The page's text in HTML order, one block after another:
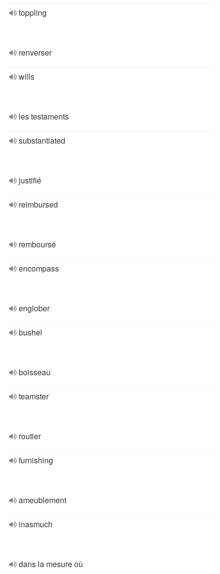
toppling
renverser
wills
les testaments
substantiated
justifié
reimbursed
remboursé
encompass
englober
bushel
boisseau
teamster
routier
furnishing
ameublement
inasmuch
dans la mesure où